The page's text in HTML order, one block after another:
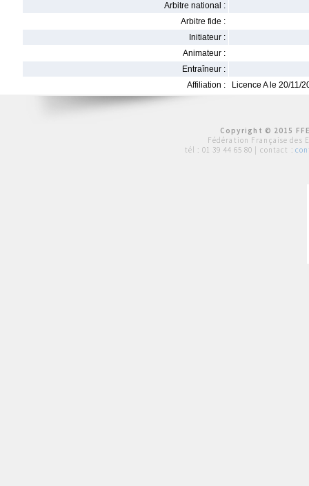
Arbitre national :
Arbitre fide :
Initiateur :
Animateur :
Entraîneur :
Affiliation :
Licence A le 20/11/
Copyright © 2015
Fédération Française des
tél : 01 39 44 65 80 | contact :